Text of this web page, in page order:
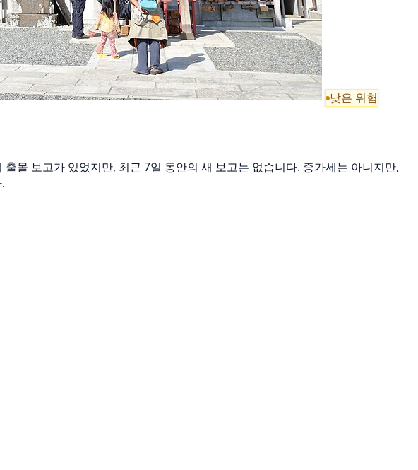
낮은 위험
몰 보고가 있었지만, 최근 7일 동안의 새 보고는 없습니다. 증가세는 아니지만,